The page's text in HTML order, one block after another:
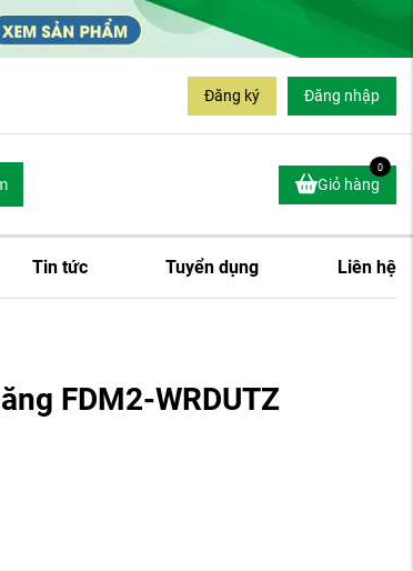
Đăng ký Đăng nhập
Giỏ hàng
0
Tin tức Tuyển dụng Liên hệ
FDM2-WRDUTZ